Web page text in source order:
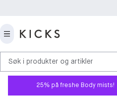
Søk i produkter og artikler
25% på freshe Body mists!